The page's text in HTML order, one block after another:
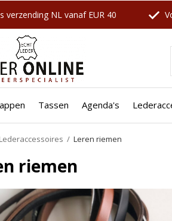
Tassen Agenda's
verzending NL vanaf EUR 40
Lederaccessoires Leren riemen
riemen